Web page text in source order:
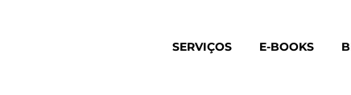
SERVIÇOS E-BOOKS